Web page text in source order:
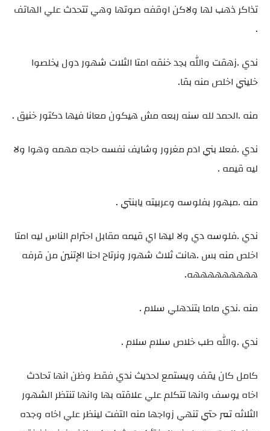
تذاكر ذهب لها ولاكن اوقفه صوتها وهي تتحدث علي الهاتف
.
ندي .زهقت والله بجد خنقه امتا الثلات شهور دول يخلصوا
خليني اخلص منه بقا.
منه .الحمد لله سنه ربعه مش هيكون معانا فيها دكتور خنيق .
ندي .فعلا بني ادم مغرور وشايف نفسه حاجه مهمه وهوا ولا
ليه قيمه .
منه .مبهور بفلوسه وعربيته يابنتي .
ندي .فلوسه دي ولا ليها اي قيمه مقابل احترام الناس ليه امتا
اخلص منه بس .هانت ثلاث شهور ونرتاح احنا الإتنين من قرفه
هههههههههه.
منه .ندي ماما بتندهلي سلام .
ندي .والله طب خلاص سلام سلام .
كامل كان يقف ويستمع لحديث ندي فقط وظن انها تحادث
اخاه يوسف وانها تتكلم علي علاقته بها وانها تنتظر الشهور
الثلاثه تمر حتي تنهي زواجها منه التفت لينظر علي اخاه وجده